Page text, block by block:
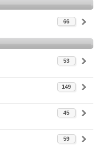
66
53
149
45
59